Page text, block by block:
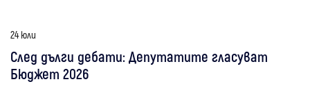
24 юли
След дълги дебати: Депутатите гласуват
Бюджет 2026